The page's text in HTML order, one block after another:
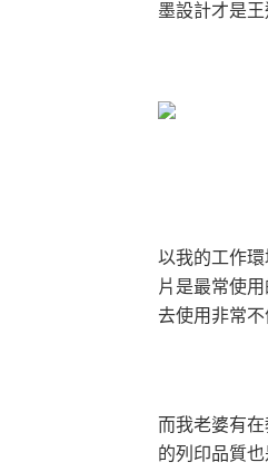
墨設計才是王
以我的工作
片是最常使
去使用非常不
而我老婆有
的列印品質